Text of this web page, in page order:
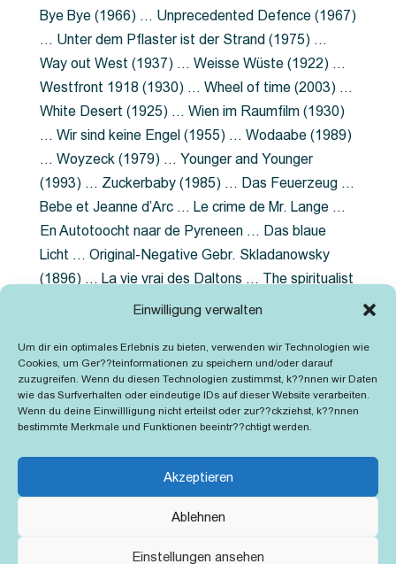
Einwilligung verwalten
Um dir ein optimales Erlebnis zu bieten, verwenden wir Technologien wie
Cookies, um Ger??teinformationen zu speichern und/oder darauf
zuzugreifen. Wenn du diesen Technologien zustimmst, k??nnen wir Daten
wie das Surfverhalten oder eindeutige IDs auf dieser Website verarbeiten.
Wenn du deine Einwillligung nicht erteilst oder zur??ckziehst, k??nnen
bestimmte Merkmale und Funktionen beeintr??chtigt werden.
Akzeptieren
Ablehnen
Einstellungen ansehen
Bye Bye (1966) … Unprecedented Defence (1967)
… Unter dem Pflaster ist der Strand (1975) …
Way out West (1937) … Weisse Wüste (1922) …
Westfront 1918 (1930) … Wheel of time (2003) …
White Desert (1925) … Wien im Raumfilm (1930)
… Wir sind keine Engel (1955) … Wodaabe (1989)
… Woyzeck (1979) … Younger and Younger
(1993) … Zuckerbaby (1985) … Das Feuerzeug …
Bebe et Jeanne d’Arc … Le crime de Mr. Lange …
En Autotoocht naar de Pyreneen … Das blaue
Licht … Original-Negative Gebr. Skladanowsky
(1896) … La vie vrai des Daltons … The spiritualist
photographer … Feuer im Fjord … The Song of the
Grubenlampe … Tolstoy … Grün ist die Heide …
Lady Hamilton … Mütter verzaget nicht …
Ruttmann Werbefilme